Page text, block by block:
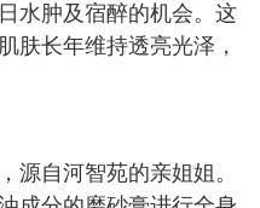
水肿及宿醉的机会。这
肤长年维持透亮光泽，
源自河智苑的亲姐姐。